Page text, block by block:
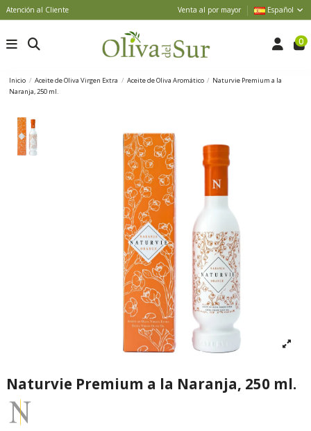
Atención al Cliente Venta al por mayor Español
0
Inicio Aceite de Oliva Virgen Extra Aceite de Oliva Aromático
Naturvie Premium a la
Naranja, 250 ml.
Naturvie Premium a la Naranja, 250 ml.